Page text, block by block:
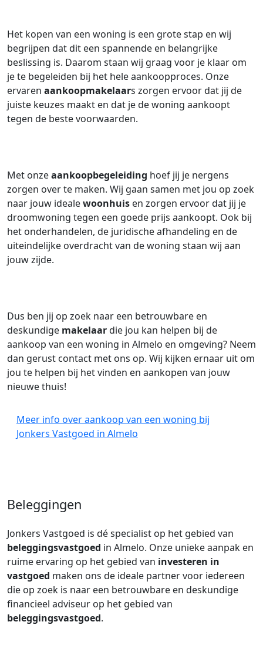
Het kopen van een woning is een grote stap en wij
begrijpen dat dit een spannende en belangrijke
beslissing is. Daarom staan wij graag voor je klaar om
je te begeleiden bij het hele aankoopproces. Onze
ervaren aankoopmakelaars zorgen ervoor dat jij de
juiste keuzes maakt en dat je de woning aankoopt
tegen de beste voorwaarden.
Met onzeaankoopbegeleiding hoef jij je nergens
zorgen over te maken. Wij gaan samen met jou op zoek
naar jouw idealewoonhuis en zorgen ervoor dat jij je
droomwoning tegen een goede prijs aankoopt. Ook bij
het onderhandelen, de juridische afhandeling en de
uiteindelijke overdracht van de woning staan wij aan
jouw zijde.
Dus ben jij op zoek naar een betrouwbare en
deskundige makelaardie jou kan helpen bij de
aankoop van een woning in Almelo en omgeving? Neem
dan gerust contact met ons op. Wij kijken ernaar uit om
jou te helpen bij het vinden en aankopen van jouw
nieuwe thuis!
Meer info over aankoop van een woning bij
Jonkers Vastgoed in Almelo
Beleggingen
Jonkers Vastgoed is dé specialist op het gebied van
beleggingsvastgoed in Almelo. Onze unieke aanpak en
ruime ervaring op het gebied van investeren in
vastgoed maken ons de ideale partner voor iedereen
die op zoek is naar een betrouwbare en deskundige
financieel adviseur op het gebied van
beleggingsvastgoed.